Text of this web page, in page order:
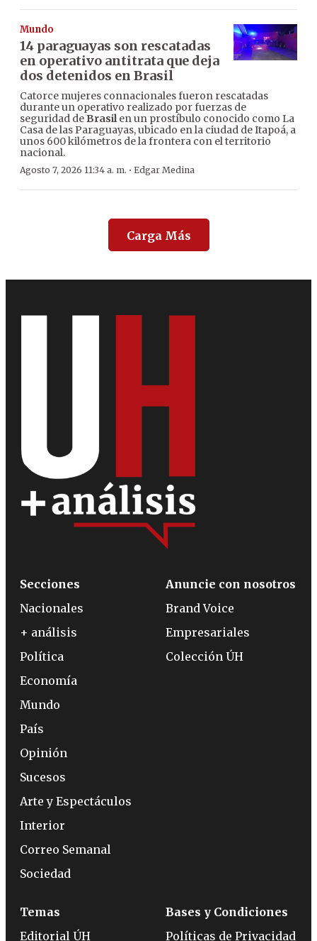
Mundo
14 paraguayas son rescatadas
en operativo antitrata que deja
dos detenidos en Brasil
Catorce mujeres connacionales fueron rescatadas
durante un operativo realizado por fuerzas de
seguridad de Brasilen un prostíbulo conocido como La
Casa de las Paraguayas, ubicado en la ciudad de Itapoá, a
unos 600 kilómetros de la frontera con el territorio
nacional.
Agosto 7, 2026 11:34 a. m. · Edgar Medina
Carga Más
Secciones
Nacionales
+ análisis
Política
Economía
Mundo
País
Opinión
Sucesos
Arte y Espectáculos
Interior
Correo Semanal
Sociedad
Anuncie con nosotros
Brand Voice
Empresariales
Colección ÚH
Temas
Editorial ÚH
Bases y Condiciones
Políticas de Privacidad